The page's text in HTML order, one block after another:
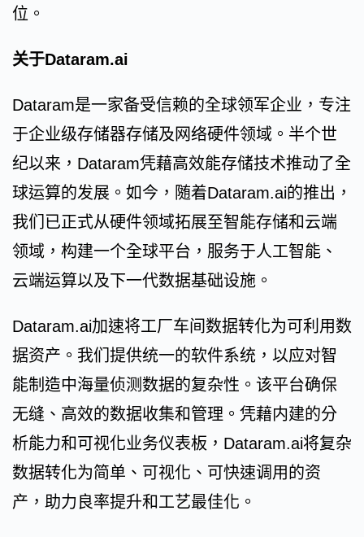
位。
关于Dataram.ai
Dataram是一家备受信赖的全球领军企业，专注
于企业级存储器存储及网络硬件领域。半个世
纪以来，Dataram凭藉高效能存储技术推动了全
球运算的发展。如今，随着Dataram.ai的推出，
我们已正式从硬件领域拓展至智能存储和云端
领域，构建一个全球平台，服务于人工智能、
云端运算以及下一代数据基础设施。
Dataram.ai加速将工厂车间数据转化为可利用数
据资产。我们提供统一的软件系统，以应对智
能制造中海量侦测数据的复杂性。该平台确保
无缝、高效的数据收集和管理。凭藉内建的分
析能力和可视化业务仪表板，Dataram.ai将复杂
数据转化为简单、可视化、可快速调用的资
产，助力良率提升和工艺最佳化。